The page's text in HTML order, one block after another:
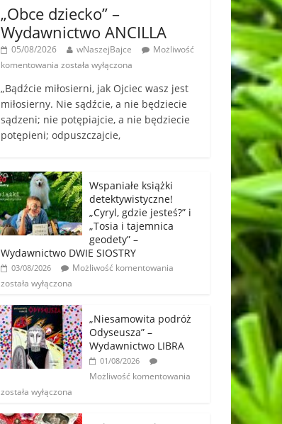
„Obce dziecko” –
Wydawnictwo ANCILLA
05/08/2026 wNaszejBajce
Możliwość
komentowania została wyłączona
„Bądźcie miłosierni, jak Ojciec wasz jest
miłosierny. Nie sądźcie, a nie będziecie
sądzeni; nie potępiajcie, a nie będziecie
potępieni; odpuszczajcie,
Wspaniałe książki
detektywistyczne!
„Cyryl, gdzie jesteś?” i
„Tosia i tajemnica
geodety” –
Wydawnictwo DWIE SIOSTRY
03/08/2026
Możliwość komentowania
została wyłączona
„Niesamowita podróż
Odyseusza” –
Wydawnictwo LIBRA
01/08/2026
Możliwość komentowania
została wyłączona